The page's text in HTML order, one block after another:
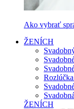
Ako vybrať
ŽENÍCH
ŽENÍCH